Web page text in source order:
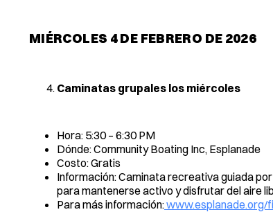
MIÉRCOLES 4 DE FEBRERO DE 2026
Caminatas grupales los miércoles
Hora: 5:30 – 6:30 PM
Dónde: Community Boating Inc, Esplanade
Costo: Gratis
Información: Caminata recreativa guiada
para mantenerse activo y disfrutar del aire
Para más información:www.esplanade.org/